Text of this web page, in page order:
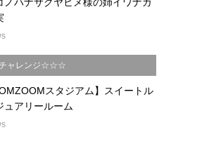
ャレンジ☆☆☆
スタジアム】スイートル
ュアリールーム